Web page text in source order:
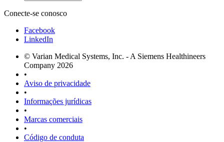
Conecte-se conosco
Facebook
LinkedIn
© Varian Medical Systems, Inc. - A Siemens Healthineers
Company 2026
•
Aviso de privacidade
•
Informações jurídicas
•
Marcas comerciais
•
Código de conduta